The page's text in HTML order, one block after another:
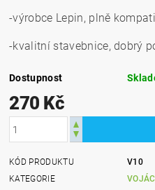
-výrobce Lepin, plně
-kvalitní stavebnice, dobrý
Dostupnost
270 Kč
KÓD PRODUKTU
V10
KATEGORIE